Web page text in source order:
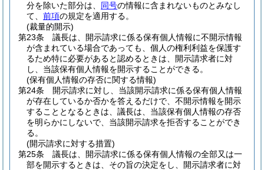
分を除いた部分は、 同号の情報に含まれないものとみなし
て、 前項の規定を適用する。
(裁量的開示)
第23条
議長は、開示請求に係る保有個人情報に不開示情報
が含まれている場合であっても、個人の権利利益を保護す
るため特に必要があると認めるときは、開示請求者に対
し、当該保有個人情報を開示することができる。
(保有個人情報の存否に関する情報)
第24条
開示請求に対し、当該開示請求に係る保有個人情報
が存在しているか否かを答えるだけで、不開示情報を開示
することとなるときは、議長は、当該保有個人情報の存否
を明らかにしないで、当該開示請求を拒否することができ
る。
(開示請求に対する措置)
第25条
議長は、開示請求に係る保有個人情報の全部又は一
部を開示するときは、その旨の決定をし、開示請求者に対